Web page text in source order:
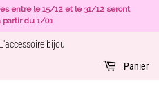
entre le 15/12 et le 31/12 seront
partir du 1/01
bijou
Panier